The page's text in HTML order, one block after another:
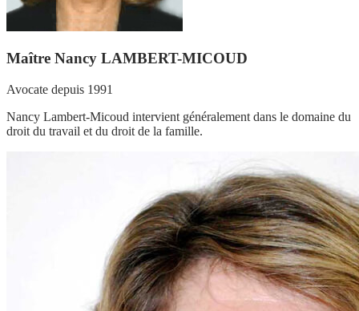
Maître Nancy LAMBERT-MICOUD
Avocate depuis 1991
Nancy Lambert-Micoud intervient généralement dans le domaine du
droit du travail et du droit de la famille.